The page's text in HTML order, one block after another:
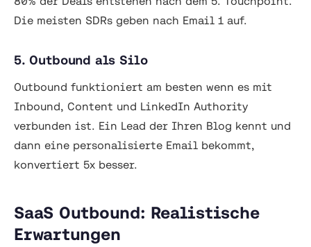
Die meisten SDRs geben nach Email 1 auf.
5. Outbound als Silo
Outbound funktioniert am besten wenn es mit
Inbound, Content und LinkedIn Authority
verbunden ist. Ein Lead der Ihren Blog kennt und
dann eine personalisierte Email bekommt,
konvertiert 5x besser.
SaaS Outbound: Realistische
Erwartungen